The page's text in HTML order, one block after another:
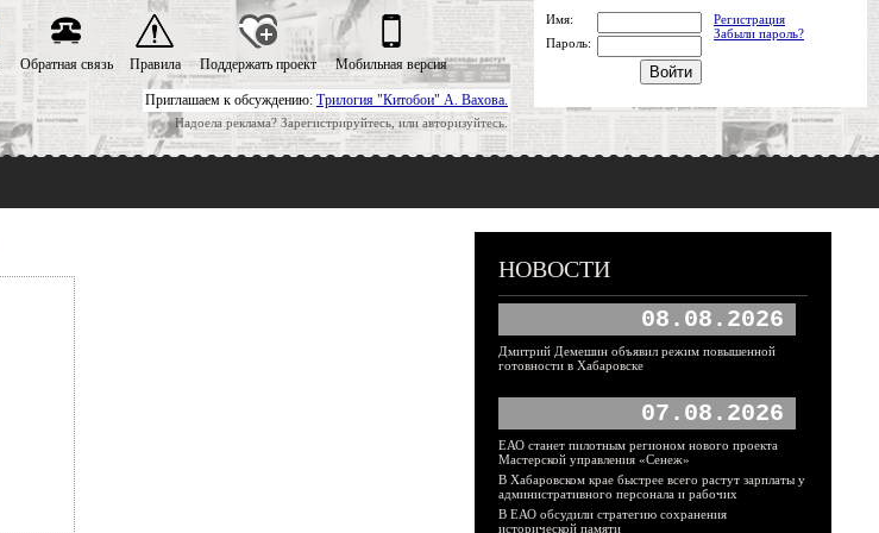
Приглашаем к обсуждению: Трилогия "Китобои" А. Вахова.
Надоела реклама? Зарегистрируйтесь, или авторизуйтесь.
Обратная связь Правила Поддержать проект Мобильная версия
Имя:
Регистрация
Забыли пароль?
Пароль:
НОВОСТИ
08.08.2026
Дмитрий Демешин объявил режим повышенной
готовности в Хабаровске
07.08.2026
ЕАО станет пилотным регионом нового проекта
Мастерской управления «Сенеж»
В Хабаровском крае быстрее всего растут зарплаты у
административного персонала и рабочих
В ЕАО обсудили стратегию сохранения
исторической памяти